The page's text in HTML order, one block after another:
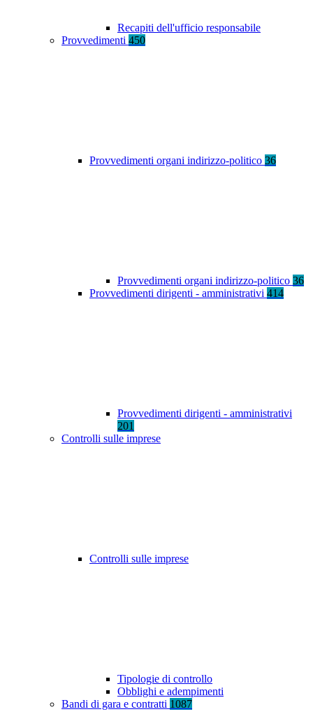
Recapiti dell'ufficio responsabile
Provvedimenti 450
Provvedimenti organi indirizzo-politico 36
Provvedimenti organi indirizzo-politico 36
Provvedimenti dirigenti - amministrativi 414
Provvedimenti dirigenti - amministrativi
201
Controlli sulle imprese
Controlli sulle imprese
Tipologie di controllo
Obblighi e adempimenti
Bandi di gara e contratti 1087